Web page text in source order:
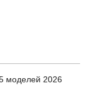
моделей 2026